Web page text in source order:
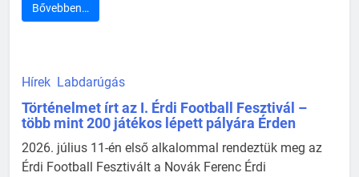
Bővebben…
Hírek Labdarúgás
Történelmet írt az I. Érdi Football Fesztivál –
több mint 200 játékos lépett pályára Érden
2026. július 11-én első alkalommal rendeztük meg az
Érdi Football Fesztivált a Novák Ferenc Érdi